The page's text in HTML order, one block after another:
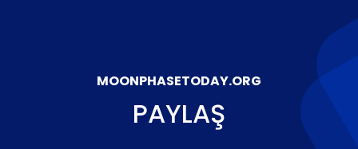
MOONPHASETODAY.ORG
PAYLAŞ